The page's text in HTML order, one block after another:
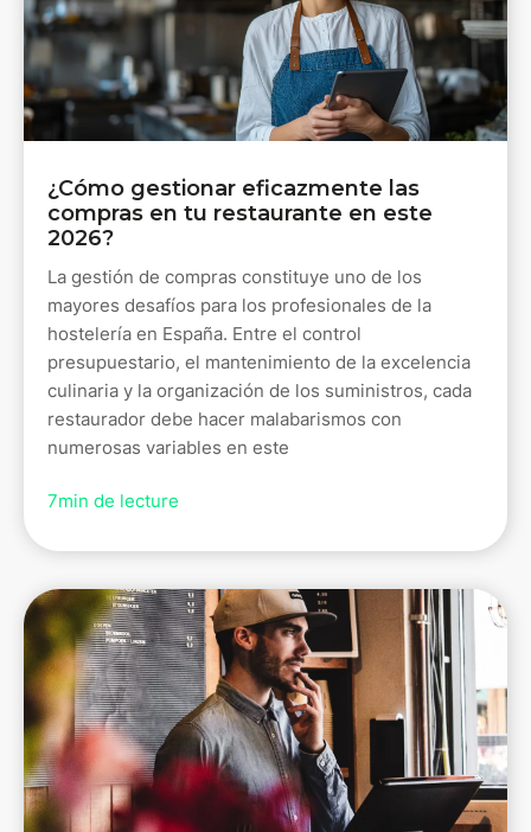
¿Cómo gestionar eficazmente las
compras en tu restaurante en este
2026?
La gestión de compras constituye uno de los
mayores desafíos para los profesionales de la
hostelería en España. Entre el control
presupuestario, el mantenimiento de la excelencia
culinaria y la organización de los suministros, cada
restaurador debe hacer malabarismos con
numerosas variables en este
7min de lecture